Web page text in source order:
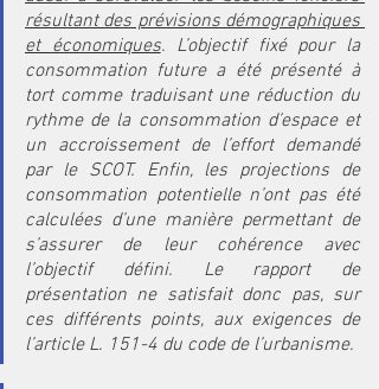
résultant des prévisions démographiques
et économiques. L’objectif fixé pour la
consommation future a été présenté à
tort comme traduisant une réduction du
rythme de la consommation d’espace et
un accroissement de l’effort demandé
par le SCOT. Enfin, les projections de
consommation potentielle n’ont pas été
calculées d’une manière permettant de
s’assurer de leur cohérence avec
l’objectif défini. Le rapport de
présentation ne satisfait donc pas, sur
ces différents points, aux exigences de
l’article L. 151-4 du code de l’urbanisme.